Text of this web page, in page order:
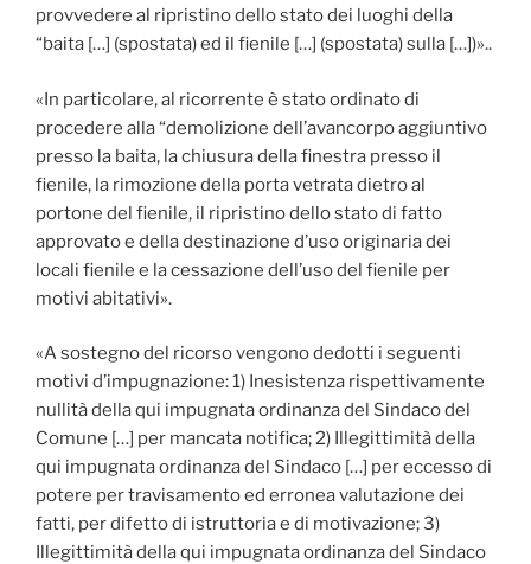
provvedere al ripristino dello stato dei luoghi della
“baita […] (spostata) ed il fienile […] (spostata) sulla […])»..
«In particolare, al ricorrente è stato ordinato di
procedere alla “demolizione dell’avancorpo aggiuntivo
presso la baita, la chiusura della finestra presso il
fienile, la rimozione della porta vetrata dietro al
portone del fienile, il ripristino dello stato di fatto
approvato e della destinazione d’uso originaria dei
locali fienile e la cessazione dell’uso del fienile per
motivi abitativi».
«A sostegno del ricorso vengono dedotti i seguenti
motivi d’impugnazione: 1) Inesistenza rispettivamente
nullità della qui impugnata ordinanza del Sindaco del
Comune […] per mancata notifica; 2) Illegittimità della
qui impugnata ordinanza del Sindaco […] per eccesso di
potere per travisamento ed erronea valutazione dei
fatti, per difetto di istruttoria e di motivazione; 3)
Illegittimità della qui impugnata ordinanza del Sindaco